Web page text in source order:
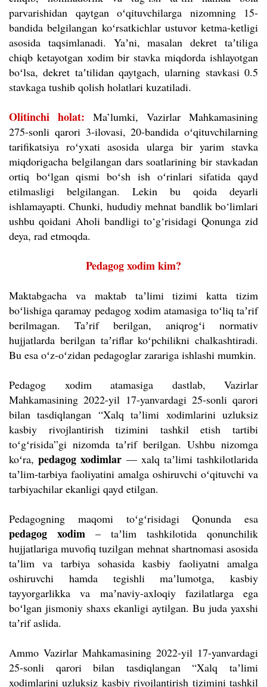
parvarishidan qaytgan oʻqituvchilarga nizomning 15-
bandida belgilangan koʻrsatkichlar ustuvor ketma-ketligi
asosida taqsimlanadi. Yaʼni, masalan dekret taʼtiliga
chiqb ketayotgan xodim bir stavka miqdorda ishlayotgan
boʻlsa, dekret taʼtilidan qaytgach, ularning stavkasi 0.5
stavkaga tushib qolish holatlari kuzatiladi.
Olitinchi holat: Ma’lumki, Vazirlar Mahkamasining
275-sonli qarori 3-ilovasi, 20-bandida oʻqituvchilarning
tarifikatsiya roʻyxati asosida ularga bir yarim stavka
miqdorigacha belgilangan dars soatlarining bir stavkadan
ortiq boʻlgan qismi boʻsh ish oʻrinlari sifatida qayd
etilmasligi belgilangan. Lekin bu qoida deyarli
ishlamayapti. Chunki, hududiy mehnat bandlik bo‘limlari
ushbu qoidani Aholi bandligi to‘g‘risidagi Qonunga zid
deya, rad etmoqda.
Pedagog xodim kim?
Maktabgacha va maktab taʼlimi tizimi katta tizim
boʻlishiga qaramay pedagog xodim atamasiga toʻliq taʼrif
berilmagan. Taʼrif berilgan, aniqrogʻi normativ
hujjatlarda berilgan taʼriflar koʻpchilikni chalkashtiradi.
Bu esa oʻz-oʻzidan pedagoglar zarariga ishlashi mumkin.
Pedagog xodim atamasiga dastlab, Vazirlar
Mahkamasining 2022-yil 17-yanvardagi 25-sonli qarori
bilan tasdiqlangan “Xalq taʼlimi xodimlarini uzluksiz
kasbiy rivojlantirish tizimini tashkil etish tartibi
toʻgʻrisida”gi nizomda taʼrif berilgan. Ushbu nizomga
koʻra,pedagog xodimlar — xalq taʼlimi tashkilotlarida
taʼlim-tarbiya faoliyatini amalga oshiruvchi oʻqituvchi va
tarbiyachilar ekanligi qayd etilgan.
Pedagogning maqomi toʻgʻrisidagi Qonunda esa
pedagog xodim – taʼlim tashkilotida qonunchilik
hujjatlariga muvofiq tuzilgan mehnat shartnomasi asosida
taʼlim va tarbiya sohasida kasbiy faoliyatni amalga
oshiruvchi hamda tegishli maʼlumotga, kasbiy
tayyorgarlikka va maʼnaviy-axloqiy fazilatlarga ega
boʻlgan jismoniy shaxs ekanligi aytilgan. Bu juda yaxshi
taʼrif aslida.
Ammo Vazirlar Mahkamasining 2022-yil 17-yanvardagi
25-sonli qarori bilan tasdiqlangan “Xalq taʼlimi
xodimlarini uzluksiz kasbiy rivojlantirish tizimini tashkil